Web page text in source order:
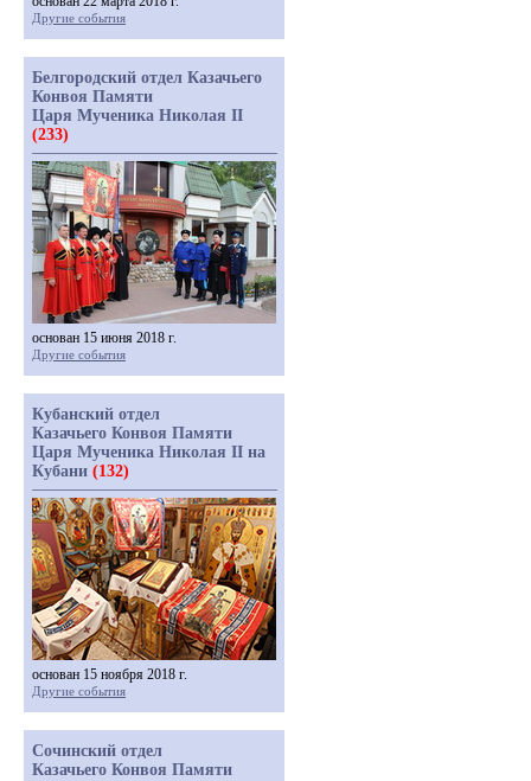
Другие события
Белгородский отдел Казачьего
Конвоя Памяти
Царя Мученика Николая II
(233)
основан 15 июня 2018 г.
Другие события
Кубанский отдел
Казачьего Конвоя Памяти
Царя Мученика Николая II на
Кубани (132)
основан 15 ноября 2018 г.
Другие события
Сочинский отдел
Казачьего Конвоя Памяти